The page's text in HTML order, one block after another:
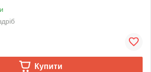
Купити